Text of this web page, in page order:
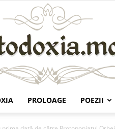
PROLOAGE POEZII